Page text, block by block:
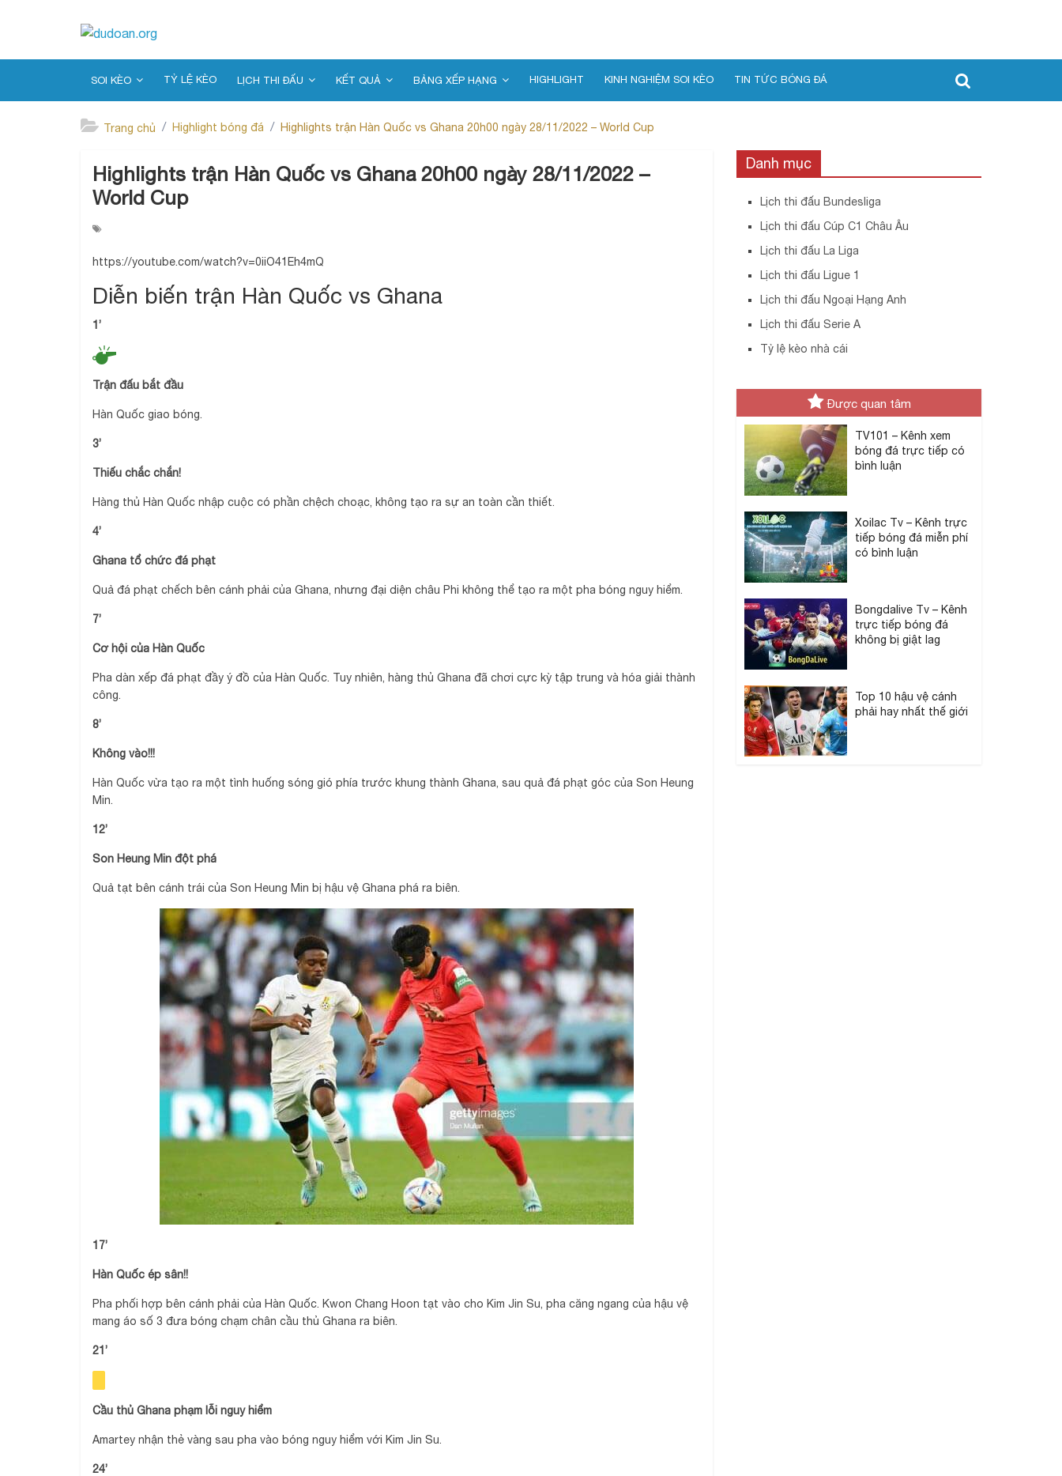
SOI KÈO TỶ LỆ KÈO LỊCH THI ĐẤU KẾT QUẢ BẢNG XẾP HẠNG HIGHLIGHT KINH NGHIỆM SOI KÈO TIN TỨC BÓNG ĐÁ
Trang chủ Highlight bóng đá Highlights trận Hàn Quốc vs Ghana 20h00 ngày 28/11/2022 – World Cup
Highlights trận Hàn Quốc vs Ghana 20h00 ngày 28/11/2022 –
World Cup
https://youtube.com/watch?v=0iiO41Eh4mQ
Diễn biến trận Hàn Quốc vs Ghana
1’
Trận đấu bắt đầu
Hàn Quốc giao bóng.
3’
Thiếu chắc chắn!
Hàng thủ Hàn Quốc nhập cuộc có phần chệch choạc, không tạo ra sự an toàn cần thiết.
4’
Ghana tổ chức đá phạt
Quả đá phạt chếch bên cánh phải của Ghana, nhưng đại diện châu Phi không thể tạo ra một pha bóng nguy hiểm.
7’
Cơ hội của Hàn Quốc
Pha dàn xếp đá phạt đầy ý đồ của Hàn Quốc. Tuy nhiên, hàng thủ Ghana đã chơi cực kỳ tập trung và hóa giải thành
công.
8’
Không vào!!!
Hàn Quốc vừa tạo ra một tình huống sóng gió phía trước khung thành Ghana, sau quả đá phạt góc của Son Heung
Min.
12’
Son Heung Min đột phá
Quả tạt bên cánh trái của Son Heung Min bị hậu vệ Ghana phá ra biên.
17’
Hàn Quốc ép sân!!
Pha phối hợp bên cánh phải của Hàn Quốc. Kwon Chang Hoon tạt vào cho Kim Jin Su, pha căng ngang của hậu vệ
mang áo số 3 đưa bóng chạm chân cầu thủ Ghana ra biên.
21’
Cầu thủ Ghana phạm lỗi nguy hiểm
Amartey nhận thẻ vàng sau pha vào bóng nguy hiểm với Kim Jin Su.
24’
Danh mục
Lịch thi đấu Bundesliga
Lịch thi đấu Cúp C1 Châu Âu
Lịch thi đấu La Liga
Lịch thi đấu Ligue 1
Lịch thi đấu Ngoại Hạng Anh
Lịch thi đấu Serie A
Tỷ lệ kèo nhà cái
Được quan tâm
TV101 – Kênh xem
bóng đá trực tiếp có
bình luận
Xoilac Tv – Kênh trực
tiếp bóng đá miễn phí
có bình luận
Bongdalive Tv – Kênh
trực tiếp bóng đá
không bị giật lag
Top 10 hậu vệ cánh
phải hay nhất thế giới